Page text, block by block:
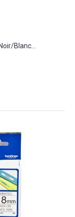
Blanc...